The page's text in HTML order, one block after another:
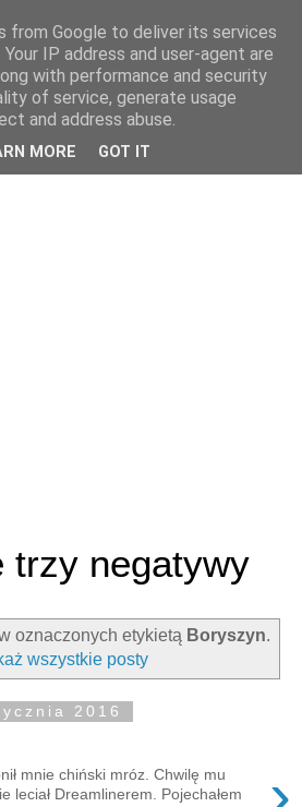
trzy negatywy
oznaczonych etykietą Boryszyn.
wszystkie posty
2016
mnie chiński mróz. Chwilę mu
leciał Dreamlinerem. Pojechałem
from Google to deliver its services
IP address and user-agent are
with performance and security
of service, generate usage
and address abuse.
MORE GOT IT